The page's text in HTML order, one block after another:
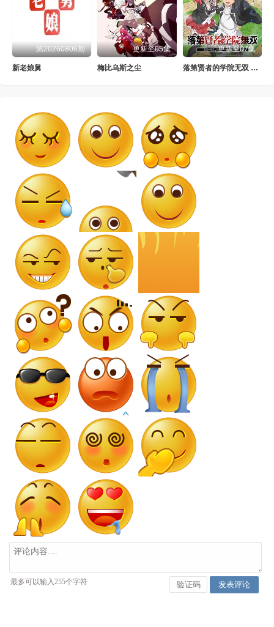
第20260806期
新老娘舅
更新至05集
梅比乌斯之尘
更新至07集
落第贤者的学院无双 第二回转生，S等级作弊魔术师冒险记